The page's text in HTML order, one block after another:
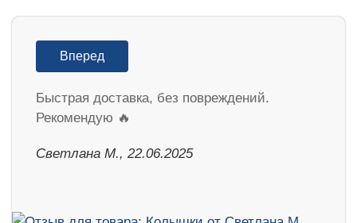
Вперед
Быстрая доставка, без повреждений.
Рекомендую 🔥
Светлана М., 22.06.2025